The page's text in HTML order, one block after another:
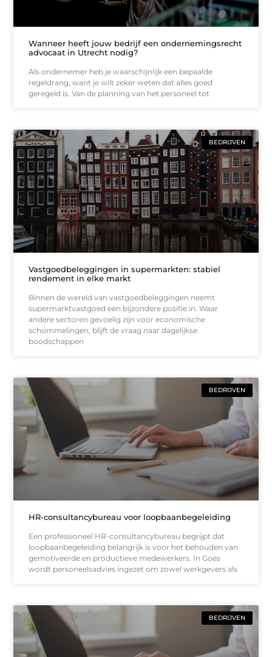
Wanneer heeft jouw bedrijf een ondernemingsrecht
advocaat in Utrecht nodig?
Als ondernemer heb je waarschijnlijk een bepaalde
regeldrang, want je wilt zeker weten dat alles goed
geregeld is. Van de planning van het personeel tot
BEDRIJVEN
Vastgoedbeleggingen in supermarkten: stabiel
rendement in elke markt
Binnen de wereld van vastgoedbeleggingen neemt
supermarktvastgoed een bijzondere positie in. Waar
andere sectoren gevoelig zijn voor economische
schommelingen, blijft de vraag naar dagelijkse
boodschappen
BEDRIJVEN
HR-consultancybureau voor loopbaanbegeleiding
Een professioneel HR-consultancybureau begrijpt dat
loopbaanbegeleiding belangrijk is voor het behouden van
gemotiveerde en productieve medewerkers. In Goes
wordt personeelsadvies ingezet om zowel werkgevers als
BEDRIJVEN